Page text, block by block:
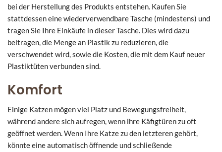
bei der Herstellung des Produkts entstehen. Kaufen Sie
stattdessen eine wiederverwendbare Tasche (mindestens) und
tragen Sie Ihre Einkäufe in dieser Tasche. Dies wird dazu
beitragen, die Menge an Plastik zu reduzieren, die
verschwendet wird, sowie die Kosten, die mit dem Kauf neuer
Plastiktüten verbunden sind.
Komfort
Einige Katzen mögen viel Platz und Bewegungsfreiheit,
während andere sich aufregen, wenn ihre Käfigtüren zu oft
geöffnet werden. Wenn Ihre Katze zu den letzteren gehört,
könnte eine automatisch öffnende und schließende